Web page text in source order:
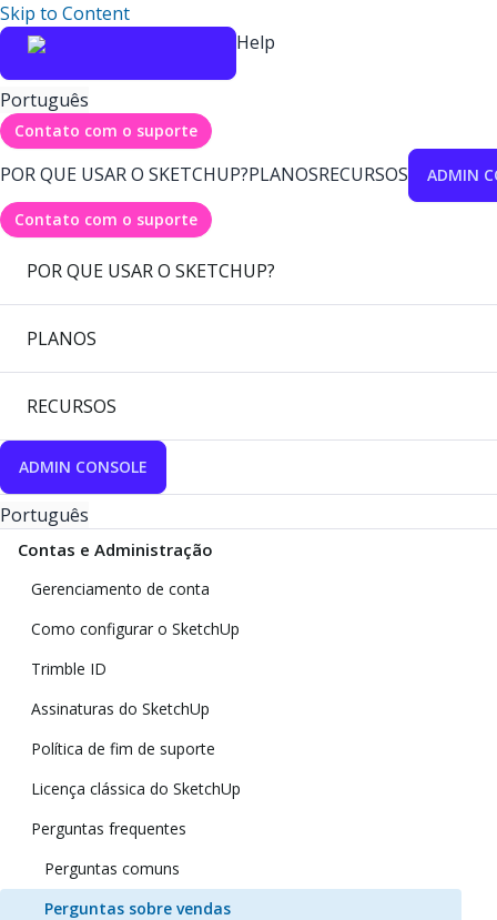
Skip to Content
Help
Português
Contato com o suporte
POR QUE USAR O SKETCHUP?PLANOSRECURSOS ADMIN
Contato com o suporte
POR QUE USAR O SKETCHUP?
PLANOS
RECURSOS
ADMIN CONSOLE
Português
Contas e Administração
Gerenciamento de conta
Como configurar o SketchUp
Trimble ID
Assinaturas do SketchUp
Política de fim de suporte
Licença clássica do SketchUp
Perguntas frequentes
Perguntas comuns
Perguntas sobre vendas